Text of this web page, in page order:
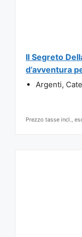
Il Segreto
d’avventura
Argenti,
Prezzo tasse incl.,